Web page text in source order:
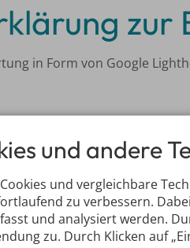
in Form von Google
Sollten Sie Inhalte
und andere
und vergleichbare
zu verbessern.
und analysiert werden.
zu. Durch Klicken auf